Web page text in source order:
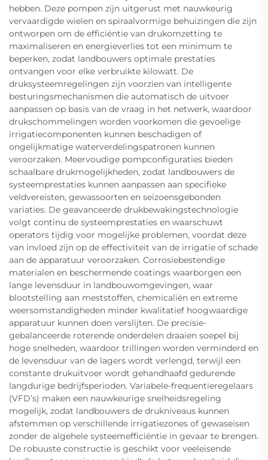
hebben. Deze pompen zijn uitgerust met nauwkeurig
vervaardigde wielen en spiraalvormige behuizingen die zijn
ontworpen om de efficiëntie van drukomzetting te
maximaliseren en energieverlies tot een minimum te
beperken, zodat landbouwers optimale prestaties
ontvangen voor elke verbruikte kilowatt. De
druksysteemregelingen zijn voorzien van intelligente
besturingsmechanismen die automatisch de uitvoer
aanpassen op basis van de vraag in het netwerk, waardoor
drukschommelingen worden voorkomen die gevoelige
irrigatiecomponenten kunnen beschadigen of
ongelijkmatige waterverdelingspatronen kunnen
veroorzaken. Meervoudige pompconfiguraties bieden
schaalbare drukmogelijkheden, zodat landbouwers de
systeemprestaties kunnen aanpassen aan specifieke
veldvereisten, gewassoorten en seizoensgebonden
variaties. De geavanceerde drukbewakingstechnologie
volgt continu de systeemprestaties en waarschuwt
operators tijdig voor mogelijke problemen, voordat deze
van invloed zijn op de effectiviteit van de irrigatie of schade
aan de apparatuur veroorzaken. Corrosiebestendige
materialen en beschermende coatings waarborgen een
lange levensduur in landbouwomgevingen, waar
blootstelling aan meststoffen, chemicaliën en extreme
weersomstandigheden minder kwalitatief hoogwaardige
apparatuur kunnen doen verslijten. De precisie-
gebalanceerde roterende onderdelen draaien soepel bij
hoge snelheden, waardoor trillingen worden verminderd en
de levensduur van de lagers wordt verlengd, terwijl een
constante drukuitvoer wordt gehandhaafd gedurende
langdurige bedrijfsperioden. Variabele-frequentieregelaars
(VFD’s) maken een nauwkeurige snelheidsregeling
mogelijk, zodat landbouwers de drukniveaus kunnen
afstemmen op verschillende irrigatiezones of gewaseisen
zonder de algehele systeemefficiëntie in gevaar te brengen.
De robuuste constructie is geschikt voor veeleisende